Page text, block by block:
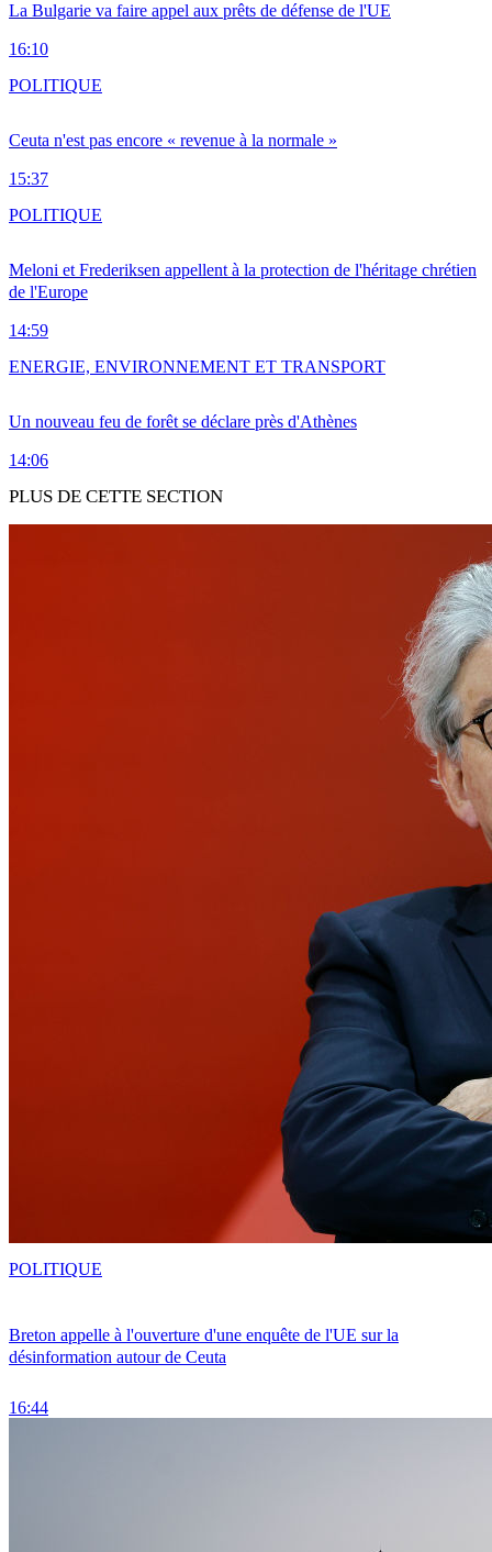
La Bulgarie va faire appel aux prêts de défense de l'UE
16:10
Ceuta n'est pas encore « revenue à la normale »
15:37
POLITIQUE
Meloni et Frederiksen appellent à la protection de l'héritage chrétien
de l'Europe
14:59
POLITIQUE
Un nouveau feu de forêt se déclare près d'Athènes
14:06
ENERGIE, ENVIRONNEMENT ET TRANSPORT
PLUS DE CETTE SECTION
Breton appelle à l'ouverture d'une enquête de l'UE sur la
désinformation autour de Ceuta
16:44
POLITIQUE